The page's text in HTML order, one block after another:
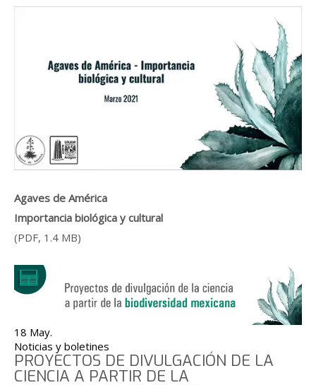
Agaves de América
Importancia biológica y cultural
(PDF, 1.4 MB)
18 May.
Noticias y boletines
PROYECTOS DE DIVULGACIÓN DE LA
CIENCIA A PARTIR DE LA